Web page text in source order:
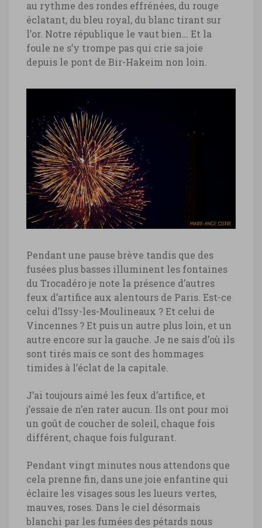
au rythme des rondes effrénées, du rouge
éclatant, du bleu royal, du blanc tirant sur
l’or. Notre république le vaut bien… Et la
foule ne s’y trompe pas qui crie sa joie
depuis le pont de Bir-Hakeim non loin.
Pendant une pause brève tandis que des
fusées plus basses illuminent les fontaines
du Trocadéro je note la présence d’autres
feux d’artifice aux alentours de Paris. Est-ce
celui d’Issy-les-Moulineaux ? Et celui de
Vincennes ? Et puis un autre plus loin, et un
autre encore sur la gauche. Je ne sais d’où ils
sont tirés mais ce sont des hommages
timides à l’éclat de la capitale.
J’ai toujours aimé les feux d’artifice, et
j’essaie de n’en rater aucun. Ils ont pour moi
un goût de coucher de soleil, chaque fois
différent, chaque fois fulgurant.
Pendant vingt minutes nous attendons que
cela prenne fin, dans une joie enfantine qui
éclaire les visages sous les lueurs vertes,
mauves, roses. Dans le ciel désormais
blanchi par les fumées des pétards nous